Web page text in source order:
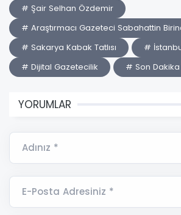
# Şair Selhan Özdemir
# Araştırmacı Gazeteci Sabahattin
# Sakarya Kabak Tatlısı
#
# Dijital Gazetecilik
# Son
YORUMLAR
Adınız *
E-Posta Adresiniz *